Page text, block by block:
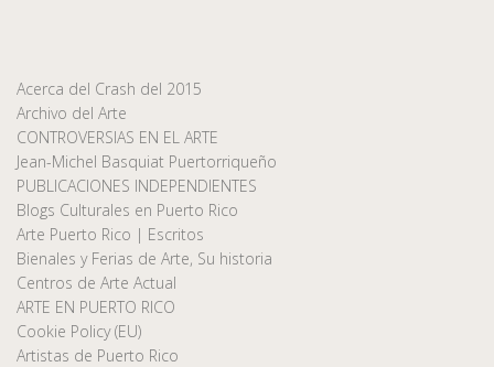
Acerca del Crash del 2015
Archivo del Arte
CONTROVERSIAS EN EL ARTE
Jean-Michel Basquiat Puertorriqueño
PUBLICACIONES INDEPENDIENTES
Blogs Culturales en Puerto Rico
Arte Puerto Rico | Escritos
Bienales y Ferias de Arte, Su historia
Centros de Arte Actual
ARTE EN PUERTO RICO
Cookie Policy (EU)
Artistas de Puerto Rico